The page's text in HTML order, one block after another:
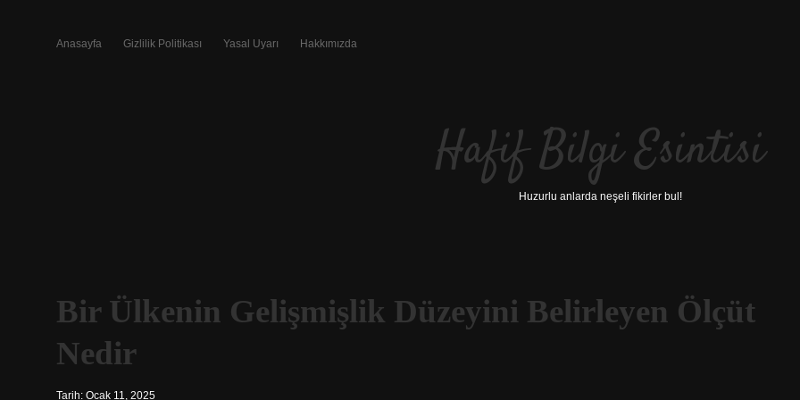
Anasayfa Gizlilik Politikası Yasal Uyarı Hakkımızda
Hafif Bilgi Esintisi
Huzurlu anlarda neşeli fikirler bul!
Bir Ülkenin Gelişmişlik Düzeyini Belirleyen Ölçüt
Nedir
Tarih: Ocak 11, 2025